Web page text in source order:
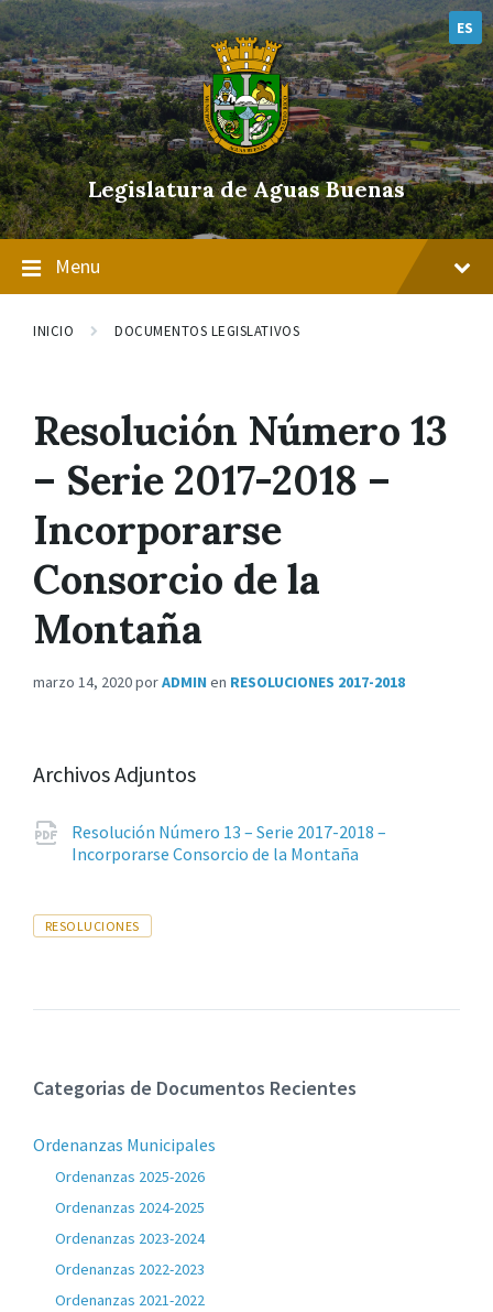
Skip
to
content
Skip
to
main
navigation
Skip
to
footer
ES
Legislatura de Aguas Buenas
Menu
INICIO DOCUMENTOS LEGISLATIVOS
Resolución Número 13
– Serie 2017-2018 –
Incorporarse
Consorcio de la
Montaña
marzo 14, 2020porADMIN en RESOLUCIONES 2017-2018
Archivos Adjuntos
Resolución Número 13 – Serie 2017-2018 –
Incorporarse Consorcio de la Montaña
Tags
RESOLUCIONES
Categorias de Documentos Recientes
Ordenanzas Municipales
Ordenanzas 2025-2026
Ordenanzas 2024-2025
Ordenanzas 2023-2024
Ordenanzas 2022-2023
Ordenanzas 2021-2022